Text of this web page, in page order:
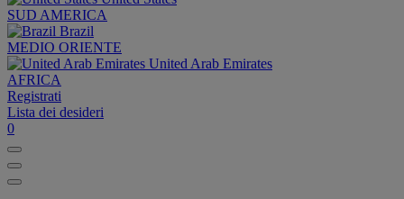
SUD AMERICA
Brazil
MEDIO ORIENTE
United Arab Emirates
AFRICA
Registrati
Lista dei desideri
0